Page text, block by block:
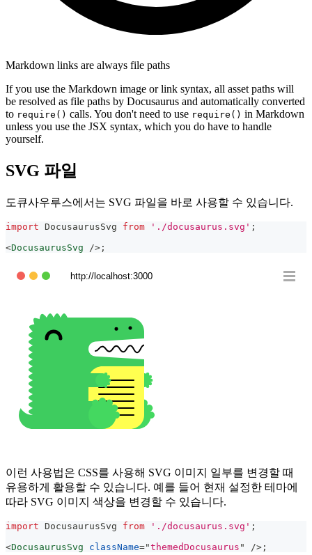
Markdown links are always file paths
If you use the Markdown image or link syntax, all asset paths will
be resolved as file paths by Docusaurus and automatically converted
to require() calls. You don't need to use require() in Markdown
unless you use the JSX syntax, which you do have to handle
yourself.
SVG 파일
도큐사우루스에서는 SVG 파일을 바로 사용할 수 있습니다.
import DocusaurusSvg from './docusaurus.svg' ;
<DocusaurusSvg /> ;
http://localhost:3000
이런 사용법은 CSS를 사용해 SVG 이미지 일부를 변경할 때
유용하게 활용할 수 있습니다. 예를 들어 현재 설정한 테마에
따라 SVG 이미지 색상을 변경할 수 있습니다.
import DocusaurusSvg from './docusaurus.svg' ;
<DocusaurusSvg className="themedDocusaurus " /> ;